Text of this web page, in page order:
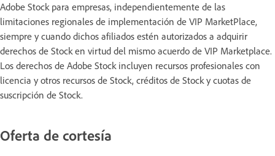
Adobe Stock para empresas, independientemente de las
limitaciones regionales de implementación de VIP MarketPlace,
siempre y cuando dichos afiliados estén autorizados a adquirir
derechos de Stock en virtud del mismo acuerdo de VIP Marketplace.
Los derechos de Adobe Stock incluyen recursos profesionales con
licencia y otros recursos de Stock, créditos de Stock y cuotas de
suscripción de Stock.
Oferta de cortesía